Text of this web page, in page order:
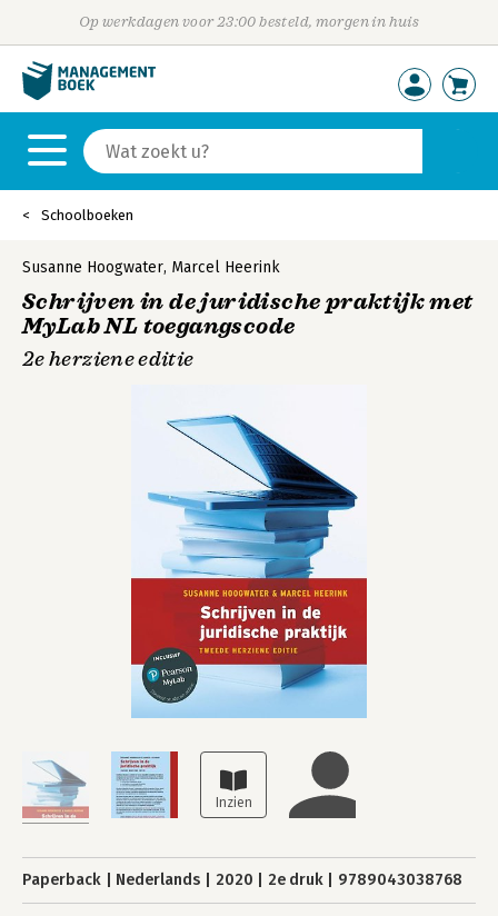
Op werkdagen voor 23:00 besteld, morgen in huis
Schoolboeken
Susanne Hoogwater, Marcel Heerink
Schrijven in de juridische praktijk met
MyLab NL toegangscode
2e herziene editie
Paperback Nederlands 2020 2e druk 9789043038768